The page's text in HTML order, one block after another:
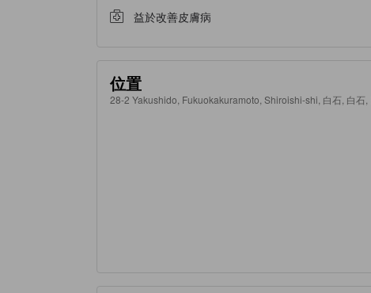
益於改善皮膚病
位置
28-2 Yakushido, Fukuokakuramoto, Shiroishi-shi, 白石, 白石,